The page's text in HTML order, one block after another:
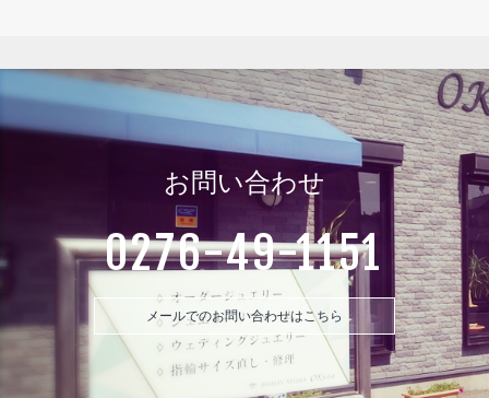
お問い合わせ
0276-49-1151
メールでのお問い合わせはこちら